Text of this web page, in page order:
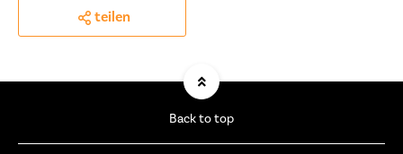
teilen
Back to top